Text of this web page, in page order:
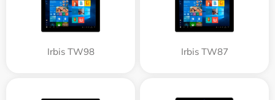
Irbis TW98 Irbis TW87